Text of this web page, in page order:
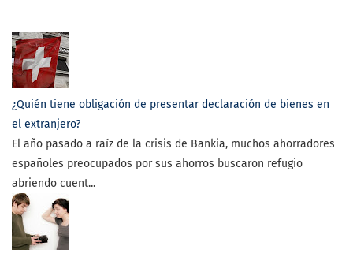
¿Quién tiene obligación de presentar declaración de bienes en
el extranjero?
El año pasado a raíz de la crisis de Bankia, muchos ahorradores
españoles preocupados por sus ahorros buscaron refugio
abriendo cuent...